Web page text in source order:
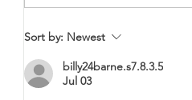
Breeding
Sort by: Newest
billy24barne.s7.8.3.5
Jul 03